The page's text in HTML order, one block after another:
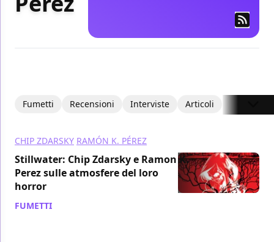
Fumetti Recensioni Interviste Articoli
CHIP ZDARSKY RAMÓN K. PÉREZ
Stillwater: Chip Zdarsky e Ramon K.
Perez sulle atmosfere del loro
horror
FUMETTI